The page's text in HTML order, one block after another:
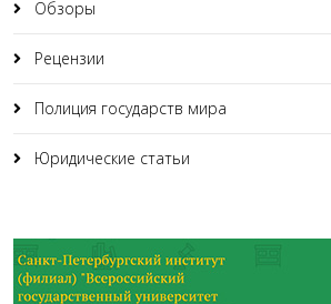
Обзоры
Рецензии
Полиция государств мира
Юридические статьи